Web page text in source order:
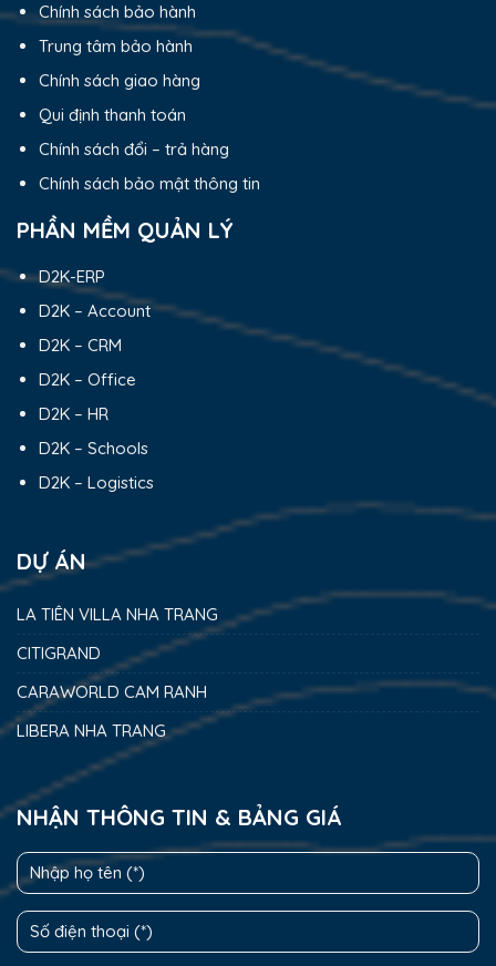
Chính sách bảo hành
Trung tâm bảo hành
Chính sách giao hàng
Qui định thanh toán
Chính sách đổi – trả hàng
Chính sách bảo mật thông tin
PHẦN MỀM QUẢN LÝ
D2K-ERP
D2K – Account
D2K – CRM
D2K – Office
D2K – HR
D2K – Schools
D2K – Logistics
DỰ ÁN
LA TIÊN VILLA NHA TRANG
CITIGRAND
CARAWORLD CAM RANH
LIBERA NHA TRANG
NHẬN THÔNG TIN & BẢNG GIÁ